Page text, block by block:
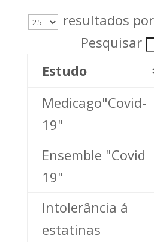
resultados
Pesquisar
Estudo
Medicago"Covid-
19"
Ensemble "Covid
19"
Intolerância á
estatinas